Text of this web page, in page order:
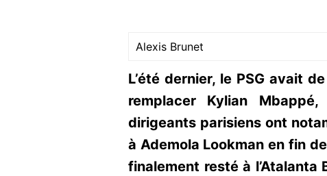
Alexis Brunet
L’été dernier, le PSG avait
remplacer Kylian
dirigeants parisiens ont
à Ademola Lookman en fin
finalement resté à l’Atalanta